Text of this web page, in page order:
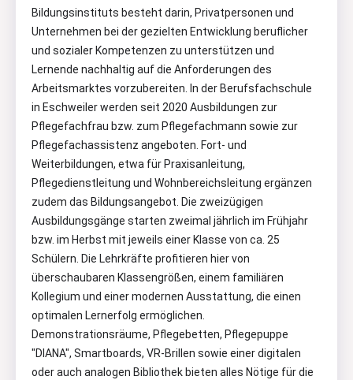
Bildungsinstituts besteht darin, Privatpersonen und
Unternehmen bei der gezielten Entwicklung beruflicher
und sozialer Kompetenzen zu unterstützen und
Lernende nachhaltig auf die Anforderungen des
Arbeitsmarktes vorzubereiten. In der Berufsfachschule
in Eschweiler werden seit 2020 Ausbildungen zur
Pflegefachfrau bzw. zum Pflegefachmann sowie zur
Pflegefachassistenz angeboten. Fort- und
Weiterbildungen, etwa für Praxisanleitung,
Pflegedienstleitung und Wohnbereichsleitung ergänzen
zudem das Bildungsangebot. Die zweizügigen
Ausbildungsgänge starten zweimal jährlich im Frühjahr
bzw. im Herbst mit jeweils einer Klasse von ca. 25
Schülern. Die Lehrkräfte profitieren hier von
überschaubaren Klassengrößen, einem familiären
Kollegium und einer modernen Ausstattung, die einen
optimalen Lernerfolg ermöglichen.
Demonstrationsräume, Pflegebetten, Pflegepuppe
"DIANA", Smartboards, VR-Brillen sowie einer digitalen
oder auch analogen Bibliothek bieten alles Nötige für die